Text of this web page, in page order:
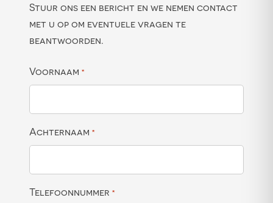
Stuur ons een bericht en we nemen contact
met u op om eventuele vragen te
beantwoorden.
Voornaam *
Achternaam *
Telefoonnummer *